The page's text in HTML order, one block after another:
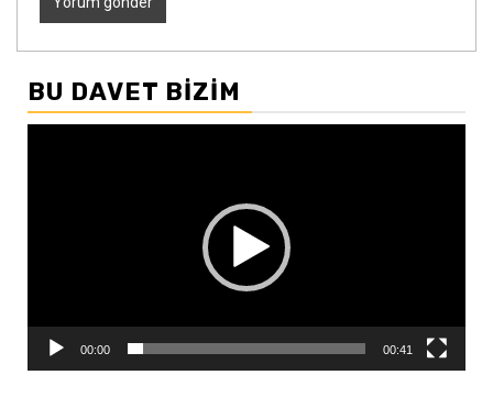
BU DAVET BIZIM
00:00 00:41